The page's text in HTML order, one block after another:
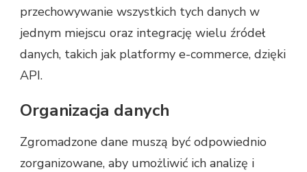
przechowywanie wszystkich tych danych w
jednym miejscu oraz integrację wielu źródeł
danych, takich jak platformy e-commerce, dzięki
API.
Organizacja danych
Zgromadzone dane muszą być odpowiednio
zorganizowane, aby umożliwić ich analizę i